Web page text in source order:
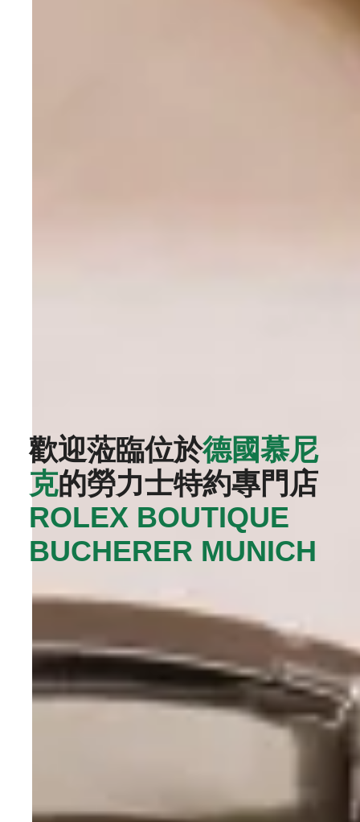
歡迎蒞臨位於德國慕尼
克的勞力士特約專門店‭
ROLEX BOUTIQUE
BUCHERER MUNICH‬